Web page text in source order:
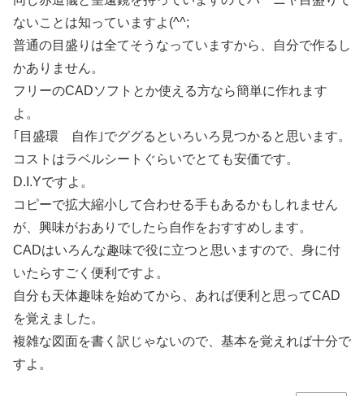
ないことは知っていますよ(^^;
普通の目盛りは全てそうなっていますから、自分で作るし
かありません。
フリーのCADソフトとか使える方なら簡単に作れます
よ。
｢目盛環 自作｣でググるといろいろ見つかると思います。
コストはラベルシートぐらいでとても安価です。
D.I.Yですよ。
コピーで拡大縮小して合わせる手もあるかもしれません
が、興味がおありでしたら自作をおすすめします。
CADはいろんな趣味で役に立つと思いますので、身に付
いたらすごく便利ですよ。
自分も天体趣味を始めてから、あれば便利と思ってCAD
を覚えました。
複雑な図面を書く訳じゃないので、基本を覚えれば十分で
すよ。